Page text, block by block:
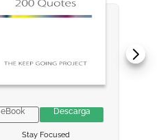
VER INFORMACION
VER INFORMACION
eBook Descarga
Stay Focused